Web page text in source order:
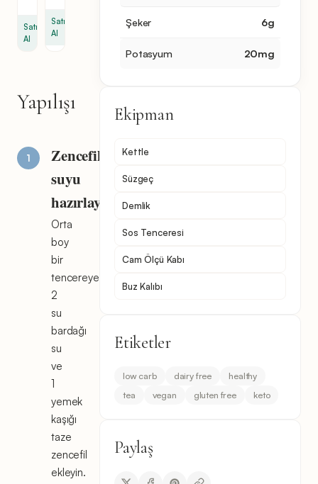
Satın
Al
Satın
Al
Yapılışı
Zencefilli
suyu
hazırlayın
Orta
boy
bir
tencereye
2
su
bardağı
su
ve
1
yemek
kaşığı
taze
zencefil
ekleyin.
Şeker 6g
Potasyum 20mg
Ekipman
Kettle
Süzgeç
Demlik
Sos Tenceresi
Cam Ölçü Kabı
Buz Kalıbı
Etiketler
low carb dairy free
healthy
tea
vegan gluten free keto
Paylaş